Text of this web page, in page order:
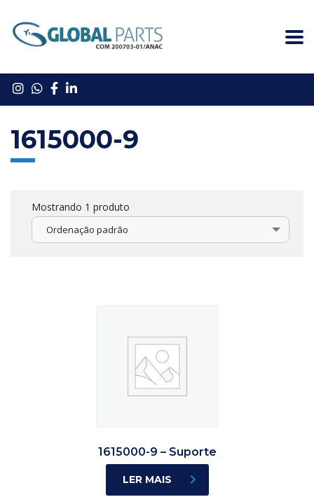
1615000-9
Mostrando 1 produto
Ordenação padrão
1615000-9 – Suporte
LER MAIS